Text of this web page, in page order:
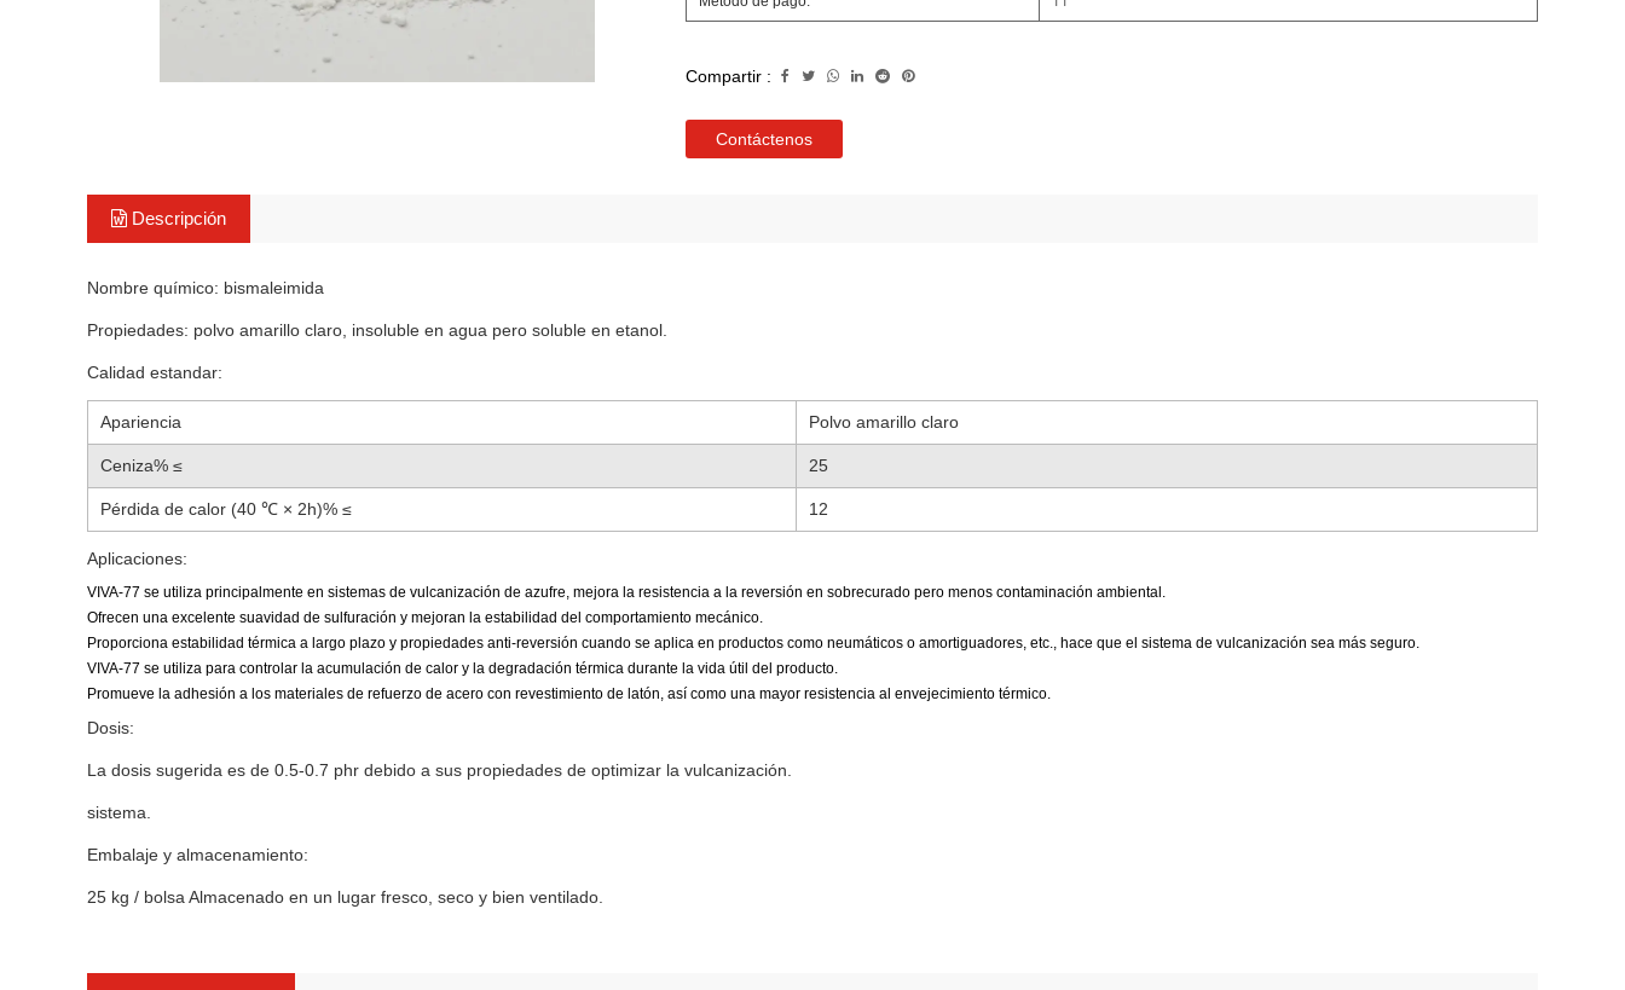
Compartir :
Contáctenos
Descripción
Nombre químico: bismaleimida
Propiedades: polvo amarillo claro, insoluble en agua pero soluble en etanol.
Calidad estandar:
Apariencia Polvo amarillo claro
Ceniza% ≤ 25
Pérdida de calor (40 ℃ × 2h)% ≤ 12
Aplicaciones:
VIVA-77 se utiliza principalmente en sistemas de vulcanización de azufre, mejora la resistencia a la reversión en sobrecurado pero menos contaminación ambiental.
Ofrecen una excelente suavidad de sulfuración y mejoran la estabilidad del comportamiento mecánico.
Proporciona estabilidad térmica a largo plazo y propiedades anti-reversión cuando se aplica en productos como neumáticos o amortiguadores, etc., hace que el sistema de vulcanización sea más seguro.
VIVA-77 se utiliza para controlar la acumulación de calor y la degradación térmica durante la vida útil del producto.
Promueve la adhesión a los materiales de refuerzo de acero con revestimiento de latón, así como una mayor resistencia al envejecimiento térmico.
Dosis:
La dosis sugerida es de 0.5-0.7 phr debido a sus propiedades de optimizar la vulcanización.
sistema.
Embalaje y almacenamiento:
25 kg / bolsa Almacenado en un lugar fresco, seco y bien ventilado.